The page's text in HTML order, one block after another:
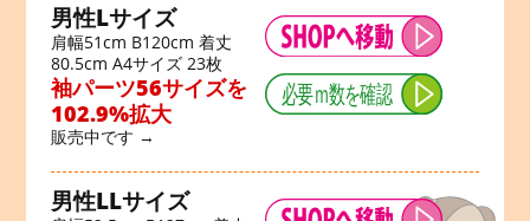
男性Lサイズ
肩幅51cm B120cm 着丈
80.5cm A4サイズ 23枚
袖パーツ56サイズを
102.9%拡大
販売中です →
男性LLサイズ